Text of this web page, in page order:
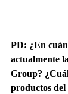
PD: ¿En
actualmente
Group?
productos del